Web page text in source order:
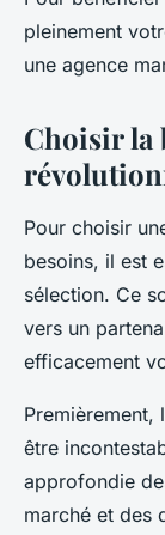
pleinement
une agence
Choisir la
Pour choisir
besoins, il est
sélection. Ce
vers un
efficacement
Premièrement,
être
approfondie
marché et des